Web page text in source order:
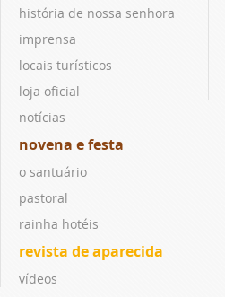
história de nossa senhora
imprensa
locais turísticos
loja oficial
notícias
novena e festa
o santuário
pastoral
rainha hotéis
revista de aparecida
vídeos